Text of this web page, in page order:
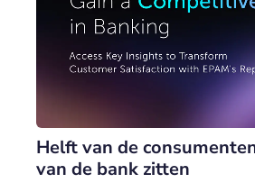
Helft van de
van de bank zitten